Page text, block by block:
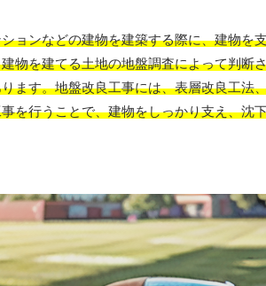
ョンなどの建物を建築する際に、建物を
物を建てる土地の地盤調査によって判断
ます。地盤改良工事には、表層改良工法
を行うことで、建物をしっかり支え、沈